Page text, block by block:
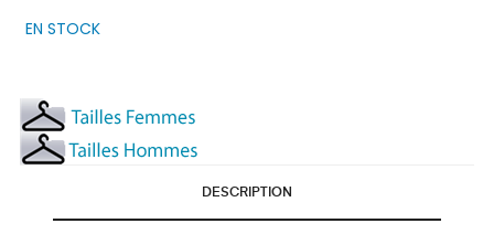
EN STOCK
DESCRIPTION